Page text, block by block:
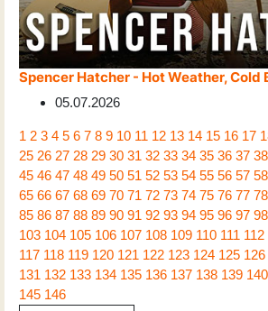
Spencer Hatcher - Hot Weather, Cold
05.07.2026
1 2 3 4 5 6 7 8 9 10 11 12 13 14 15 16 17
25 26 27 28 29 30 31 32 33 34 35 36 37 38
45 46 47 48 49 50 51 52 53 54 55 56 57 58
65 66 67 68 69 70 71 72 73 74 75 76 77 78
85 86 87 88 89 90 91 92 93 94 95 96 97 98
103 104 105 106 107 108 109 110 111 112
117 118 119 120 121 122 123 124 125 126
131 132 133 134 135 136 137 138 139 140
145 146